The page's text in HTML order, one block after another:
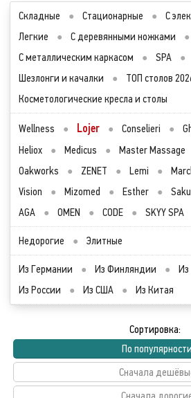
Складные ● Стационарные ● С
Легкие
● С деревянными ножками
●
С металлическим каркасом
● SPA ●
Шезлонги и качалки
● ТОП столов
Косметологические кресла и столы
Wellness ● Lojer ● Conselieri ●
Heliox
● Medicus ● Master Massage
Oakworks
● ZENET ● Lemi ●
Vision
● Mizomed ● Esther ●
AGA
● OMEN ● CODE ● SKYY SPA
Недорогие ● Элитные
Из Германии ● Из Финляндии ● Из
Из России
● Из США ● Из Китая
Сортировка:
По популярности
Сначала